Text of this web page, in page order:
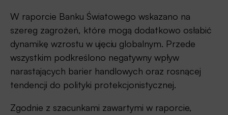
W raporcie Banku Światowego wskazano na
szereg zagrożeń, które mogą dodatkowo osłabić
dynamikę wzrostu w ujęciu globalnym. Przede
wszystkim podkreślono negatywny wpływ
narastających barier handlowych oraz rosnącej
tendencji do polityki protekcjonistycznej.
Zgodnie z szacunkami zawartymi w raporcie,